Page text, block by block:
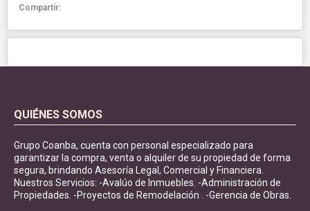
Compartir:
QUIÉNES SOMOS
Grupo Coanba, cuenta con personal especializado para
garantizar la compra, venta o alquiler de su propiedad de forma
segura, brindando Asesoría Legal, Comercial y Financiera.
Nuestros Servicios: -Avalúo de Inmuebles. -Administración de
Propiedades. -Proyectos de Remodelación . -Gerencia de Obras.